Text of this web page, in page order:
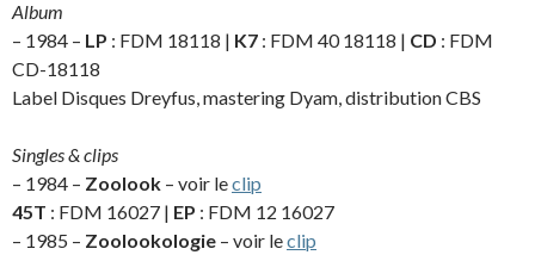
Album
– 1984 – LP : FDM 18118 | K7 : FDM 40 18118 | CD : FDM
CD-18118
Label Disques Dreyfus, mastering Dyam, distribution CBS
Singles & clips
– 1984 – Zoolook – voir leclip
45T : FDM 16027 | EP : FDM 12 16027
– 1985 – Zoolookologie – voir leclip